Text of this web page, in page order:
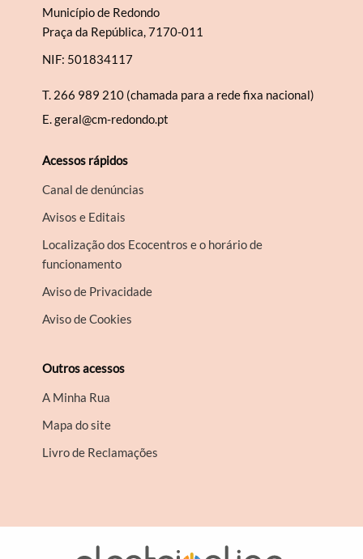
Município de Redondo
Praça da República, 7170-011
NIF: 501834117
T. 266 989 210 (chamada para a rede fixa nacional)
E.geral@cm-redondo.pt
Acessos rápidos
Canal de denúncias
Avisos e Editais
Localização dos Ecocentros e o horário de
funcionamento
Aviso de Privacidade
Aviso de Cookies
Outros acessos
A Minha Rua
Mapa do site
Livro de Reclamações